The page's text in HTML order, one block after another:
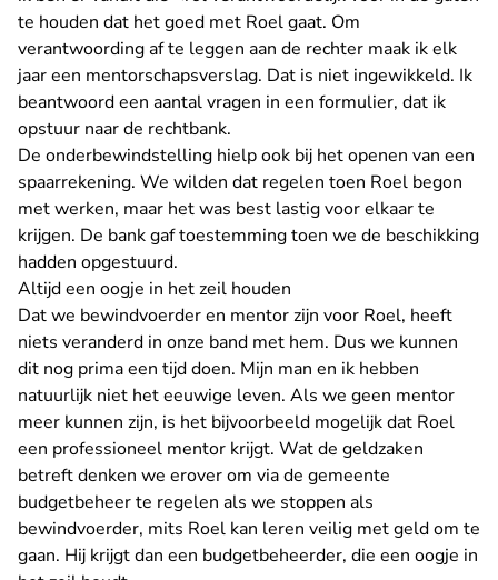
te houden dat het goed met Roel gaat. Om
verantwoording af te leggen aan de rechter maak ik elk
jaar een mentorschapsverslag. Dat is niet ingewikkeld. Ik
beantwoord een aantal vragen in een formulier, dat ik
opstuur naar de rechtbank.
De onderbewindstelling hielp ook bij het openen van een
spaarrekening. We wilden dat regelen toen Roel begon
met werken, maar het was best lastig voor elkaar te
krijgen. De bank gaf toestemming toen we de beschikking
hadden opgestuurd.
Altijd een oogje in het zeil houden
Dat we bewindvoerder en mentor zijn voor Roel, heeft
niets veranderd in onze band met hem. Dus we kunnen
dit nog prima een tijd doen. Mijn man en ik hebben
natuurlijk niet het eeuwige leven. Als we geen mentor
meer kunnen zijn, is het bijvoorbeeld mogelijk dat Roel
een professioneel mentor krijgt. Wat de geldzaken
betreft denken we erover om via de gemeente
budgetbeheer te regelen als we stoppen als
bewindvoerder, mits Roel kan leren veilig met geld om te
gaan. Hij krijgt dan een budgetbeheerder, die een oogje in